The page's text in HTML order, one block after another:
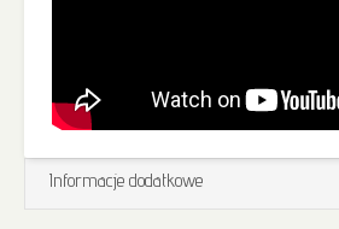
Informacje dodatkowe